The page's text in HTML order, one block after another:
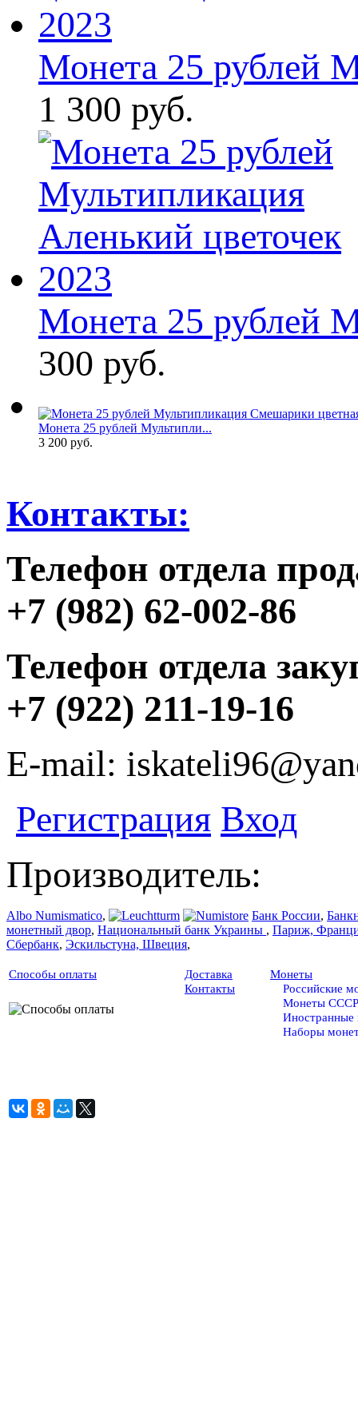
Монета 25 рублей
1 300 руб.
Монета 25 рублей
300 руб.
Монета 25 рублей Мультипли...
3 200 руб.
Контакты:
Телефон отдела
+7 (982) 62-002-86
Телефон отдела
+7 (922) 211-19-16
E-mail:
Регистрация Вход
Производитель:
Albo Numismatico, Банк России,
монетный двор, Национальный банк Украины , Париж,
Сбербанк, Эскильстуна, Швеция,
Способы оплаты
Доставка
Контакты
Монеты
Российские
Монеты СССР
Иностранные
Наборы